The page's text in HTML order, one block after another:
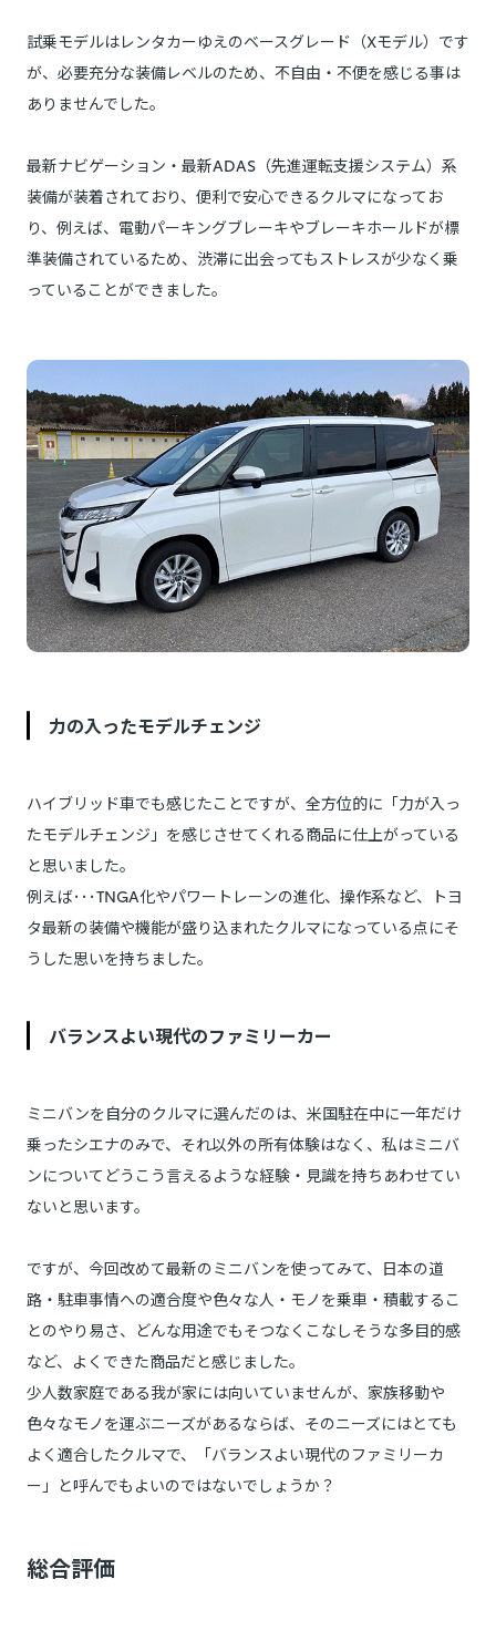
試乗モデルはレンタカーゆえのベースグレード（Xモデル）です
が、必要充分な装備レベルのため、不自由・不便を感じる事は
ありませんでした。
最新ナビゲーション・最新ADAS（先進運転支援システム）系
装備が装着されており、便利で安心できるクルマになってお
り、例えば、電動パーキングブレーキやブレーキホールドが標
準装備されているため、渋滞に出会ってもストレスが少なく乗
っていることができました。
力の入ったモデルチェンジ
ハイブリッド車でも感じたことですが、全方位的に「力が入っ
たモデルチェンジ」を感じさせてくれる商品に仕上がっている
と思いました。
例えば･･･TNGA化やパワートレーンの進化、操作系など、トヨ
タ最新の装備や機能が盛り込まれたクルマになっている点にそ
うした思いを持ちました。
バランスよい現代のファミリーカー
ミニバンを自分のクルマに選んだのは、米国駐在中に一年だけ
乗ったシエナのみで、それ以外の所有体験はなく、私はミニバ
ンについてどうこう言えるような経験・見識を持ちあわせてい
ないと思います。
ですが、今回改めて最新のミニバンを使ってみて、日本の道
路・駐車事情への適合度や色々な人・モノを乗車・積載するこ
とのやり易さ、どんな用途でもそつなくこなしそうな多目的感
など、よくできた商品だと感じました。
少人数家庭である我が家には向いていませんが、家族移動や
色々なモノを運ぶニーズがあるならば、そのニーズにはとても
よく適合したクルマで、「バランスよい現代のファミリーカ
ー」と呼んでもよいのではないでしょうか？
総合評価